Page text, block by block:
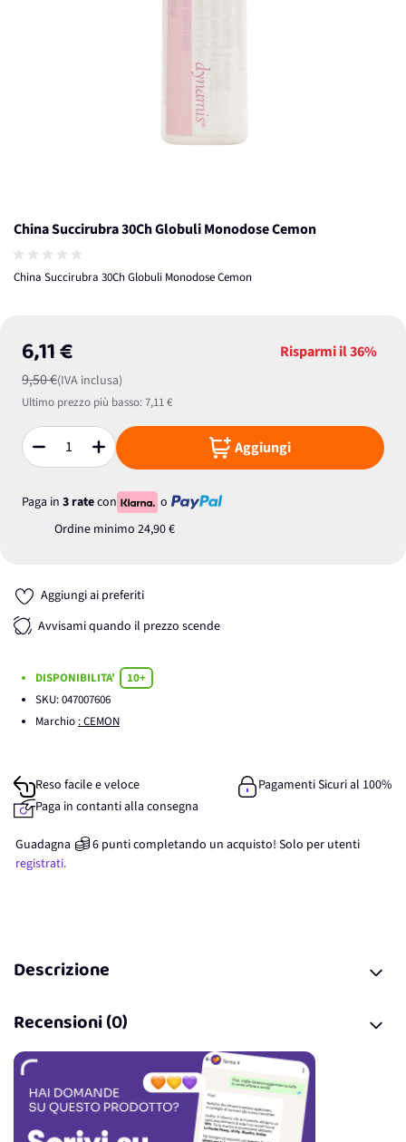
China Succirubra 30Ch Globuli Monodose Cemon
China Succirubra 30Ch Globuli Monodose Cemon
6,11 €
9,50 €(IVA inclusa)
Risparmi il36%
Ultimo prezzo più basso:7,11 €
Quantità Aggiungi
Paga in 3 ratecon
o
Ordine minimo 24,90 €
Aggiungi ai preferiti
Avvisami quando il prezzo scende
DISPONIBILITA'
10+
SKU:047007606
Marchio : CEMON
Reso facile e veloce
Pagamenti Sicuri al 100%
Paga in contanti alla consegna
Guadagna 6 punticompletando un acquisto! Solo per utenti
registrati.
Descrizione
Recensioni (0)